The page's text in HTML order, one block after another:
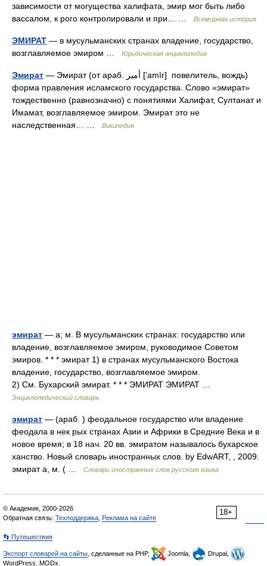
зависимости от могущества халифата, эмир мог быть либо
вассалом, к рого контролировали и при… …
Всемирная история
ЭМИРАТ — в мусульманских странах владение, государство,
возглавляемое эмиром …
Юридическая энциклопедия
Эмират — Эмират (от араб. أمیر‎‎ [’amīr] повелитель, вождь)
форма правления исламского государства. Слово «эмират»
тождественно (равнозначно) с понятиями Халифат, Султанат и
Имамат, возглавляемое эмиром. Эмират это не
наследственная… …
Википедия
эмират — а; м. В мусульманских странах: государство или
владение, возглавляемое эмиром, руководимое Советом
эмиров. * * * эмират 1) в странах мусульманского Востока
владение, государство, возглавляемое эмиром.
2) См. Бухарский эмират. * * * ЭМИРАТ ЭМИРАТ …
Энциклопедический словарь
эмират — (араб. ) феодальное государство или владение
феодала в нек рых странах Азии и Африки в Средние Века и в
новое время; в 18 нач. 20 вв. эмиратом называлось бухарское
ханство. Новый словарь иностранных слов. by EdwART, , 2009.
эмират а, м. ( …
Словарь иностранных слов русского языка
18+
© Академик, 2000-2026
Обратная связь: Техподдержка Реклама на сайте
👣 Путешествия
Экспорт словарей на сайты , сделанные на PHP, Joomla,
Drupal,
WordPress, MODx.